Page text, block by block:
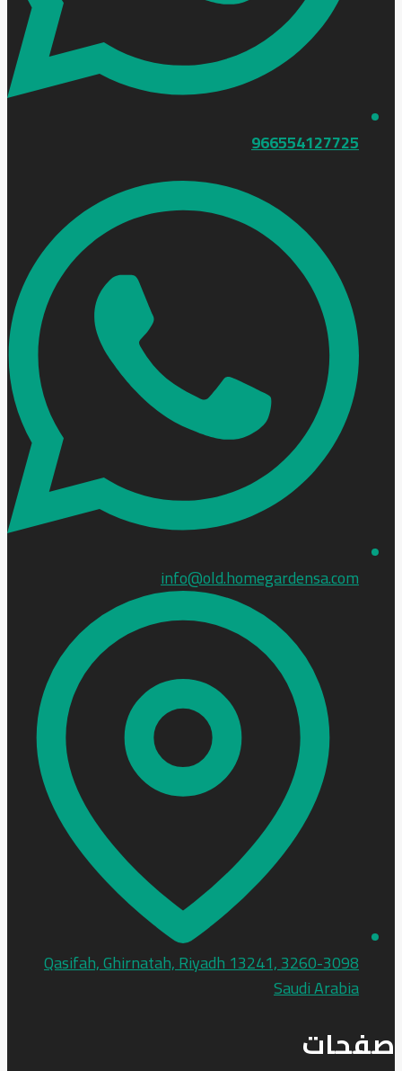
966554127725
info@old.homegardensa.com
3260-3098 Qasifah, Ghirnatah, Riyadh 13241,
Saudi Arabia
صفحات